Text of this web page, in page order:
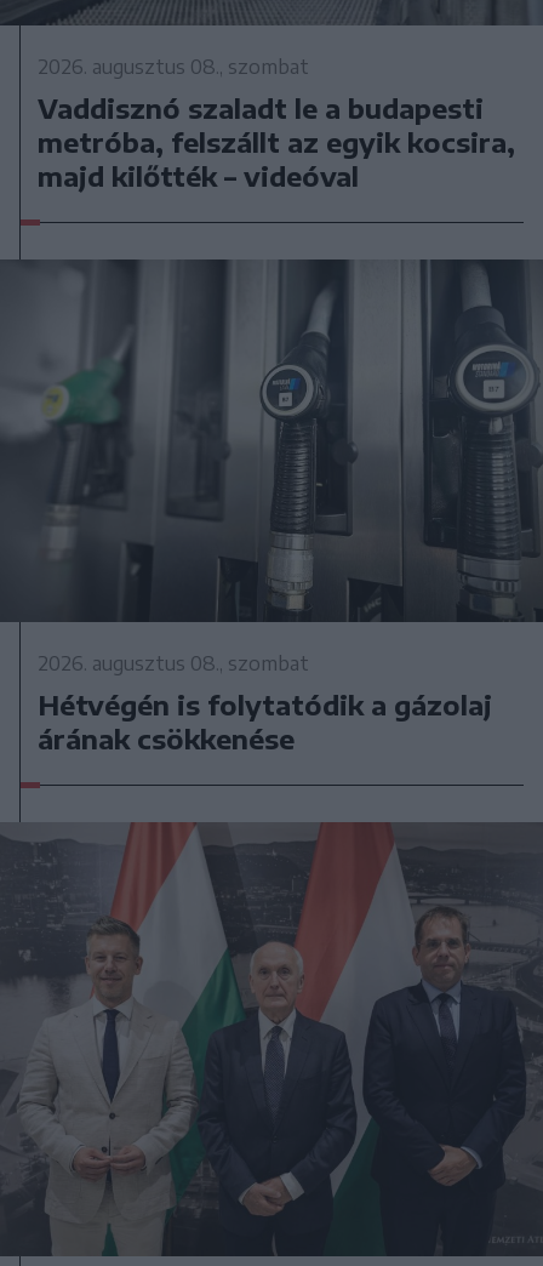
2026. augusztus 08., szombat
Vaddisznó szaladt le a budapesti
metróba, felszállt az egyik kocsira,
majd kilőtték – videóval
2026. augusztus 08., szombat
Hétvégén is folytatódik a gázolaj
árának csökkenése